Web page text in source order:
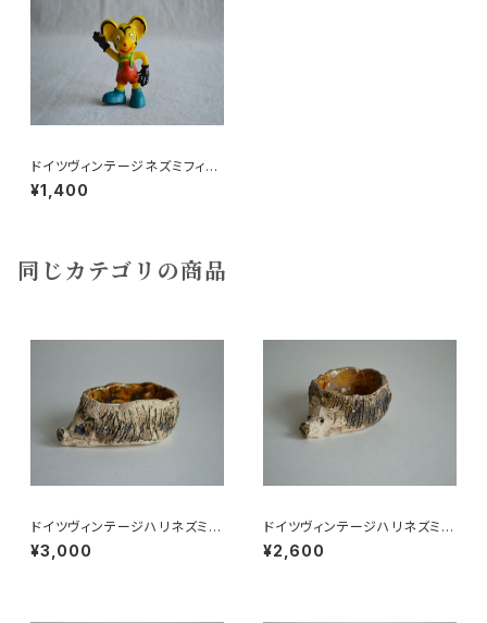
ドイツヴィンテージネズミフィギ
ュア28
¥1,400
同じカテゴリの商品
ドイツヴィンテージハリネズミの
小皿b
¥3,000
ドイツヴィンテージハリネズミの
小皿a
¥2,600